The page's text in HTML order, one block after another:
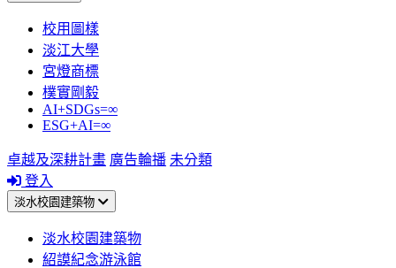
校用圖樣
淡江大學
宮燈商標
樸實剛毅
AI+SDGs=∞
ESG+AI=∞
卓越及深耕計畫 廣告輪播 未分類
登入
淡水校園建築物
淡水校園建築物
紹謨紀念游泳館